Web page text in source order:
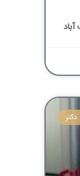
دکتر